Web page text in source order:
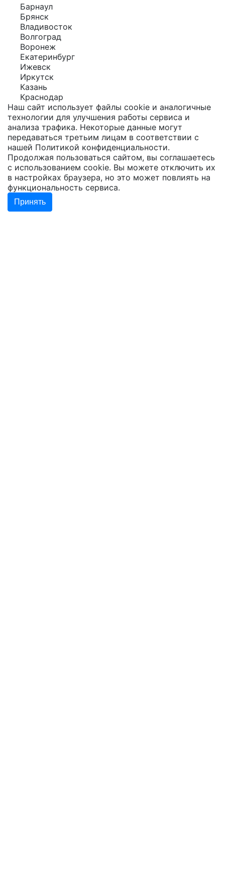
Барнаул
Брянск
Владивосток
Волгоград
Воронеж
Екатеринбург
Ижевск
Иркутск
Казань
Краснодар
Наш сайт использует файлы cookie и аналогичные
технологии для улучшения работы сервиса и
анализа трафика. Некоторые данные могут
передаваться третьим лицам в соответствии с
нашей Политикой конфиденциальности.
Продолжая пользоваться сайтом, вы соглашаетесь
с использованием cookie. Вы можете отключить их
в настройках браузера, но это может повлиять на
функциональность сервиса.
Принять